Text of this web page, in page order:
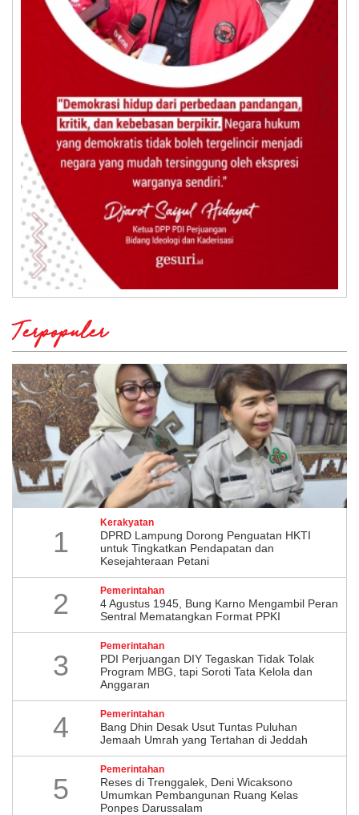
Terpopuler
1
Kerakyatan
DPRD Lampung Dorong Penguatan HKTI
untuk Tingkatkan Pendapatan dan
Kesejahteraan Petani
2 Pemerintahan
4 Agustus 1945, Bung Karno Mengambil Peran
Sentral Mematangkan Format PPKI
3
Pemerintahan
PDI Perjuangan DIY Tegaskan Tidak Tolak
Program MBG, tapi Soroti Tata Kelola dan
Anggaran
4 Pemerintahan
Bang Dhin Desak Usut Tuntas Puluhan
Jemaah Umrah yang Tertahan di Jeddah
5
Pemerintahan
​Reses di Trenggalek, Deni Wicaksono
Umumkan Pembangunan Ruang Kelas
Ponpes Darussalam